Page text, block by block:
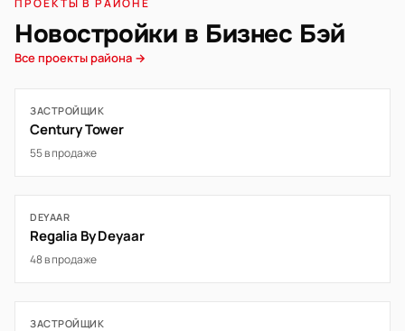
ПРОЕКТЫ В РАЙОНЕ
Новостройки в Бизнес Бэй
Все проекты района →
ЗАСТРОЙЩИК
Century Tower
55 в продаже
DEYAAR
Regalia By Deyaar
48 в продаже
ЗАСТРОЙЩИК